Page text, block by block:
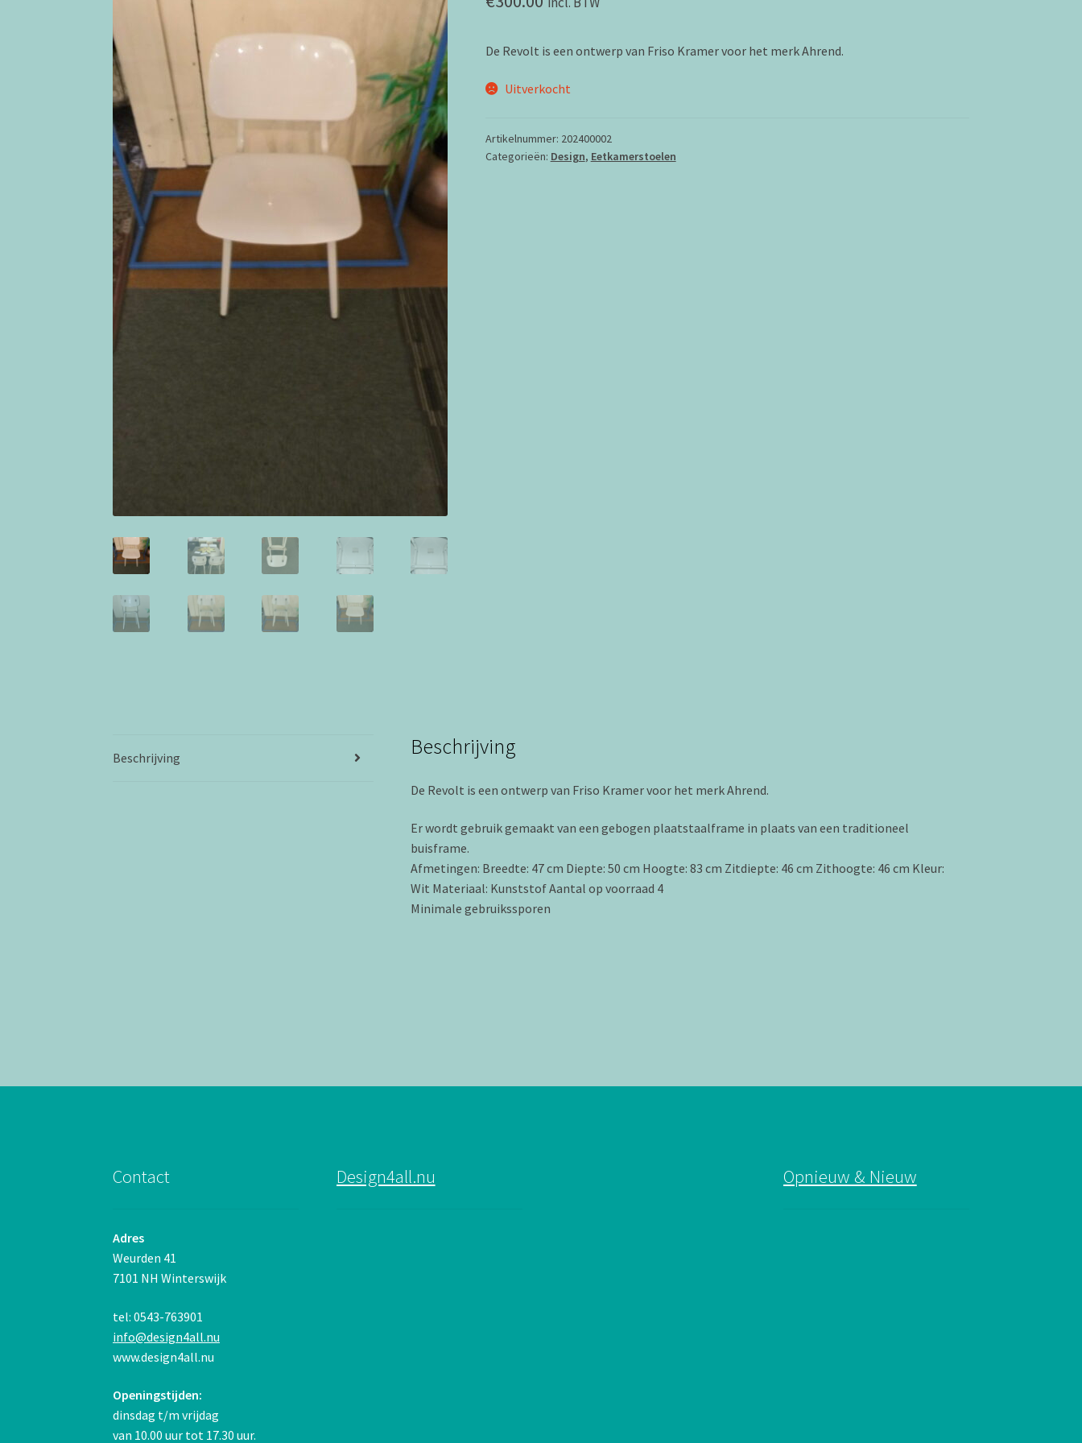
De Revolt is een ontwerp van Friso Kramer voor het merk Ahrend.
Uitverkocht
Artikelnummer: 202400002
Categorieën: Design, Eetkamerstoelen
Beschrijving Beschrijving
De Revolt is een ontwerp van Friso Kramer voor het merk Ahrend.
Er wordt gebruik gemaakt van een gebogen plaatstaalframe in plaats van een traditioneel
buisframe.
Afmetingen: Breedte: 47 cm Diepte: 50 cm Hoogte: 83 cm Zitdiepte: 46 cm Zithoogte: 46 cm Kleur:
Wit Materiaal: Kunststof Aantal op voorraad 4
Minimale gebruikssporen
Contact
Adres
Weurden 41
7101 NH Winterswijk
tel: 0543-763901
info@design4all.nu
www.design4all.nu
Openingstijden:
dinsdag t/m vrijdag
van 10.00 uur tot 17.30 uur.
Design4all.nu Opnieuw & Nieuw